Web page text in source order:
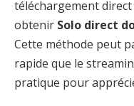
téléchargement
obtenir Solo direct
Cette méthode peut
rapide que le
pratique pour